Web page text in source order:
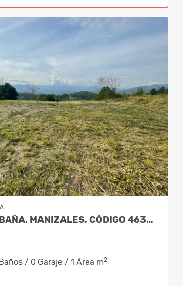
VENTA LOTE CABAÑA, MANIZALES, CÓDIGO 4632707
/ 0 Garaje / 1 Área m2